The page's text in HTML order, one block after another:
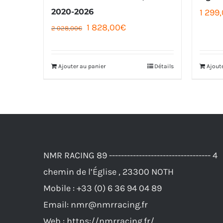
2020-2026
2 028,00€ Le
1 828,00€Le
Ajouter au panier Détails
1
NMR RACING 89 ---------------------------------- 4
chemin de l’Église , 23300 NOTH
Mobile : +33 (0) 6 36 94 04 89
Email: nmr@nmrracing.fr
Web : https://nmrracing.fr/